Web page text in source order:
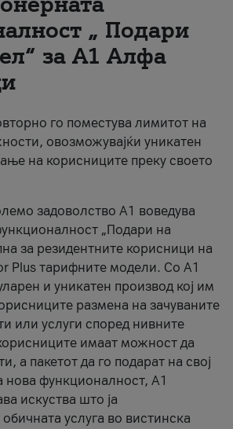
„ Подари
за А1 Алфа
го поместува лимитот на
овозможувајќи уникатен
на корисниците преку своето
задоволство А1 воведува
„Подари на
за резидентните корисници на
Plus тарифните модели. Со A1
и уникатен производ кој им
размена на зачуваните
или услуги според нивните
имаат можност да
а пакетот да го подарат на свој
нова функционалност, А1
искуства што ја
услуга во вистинска